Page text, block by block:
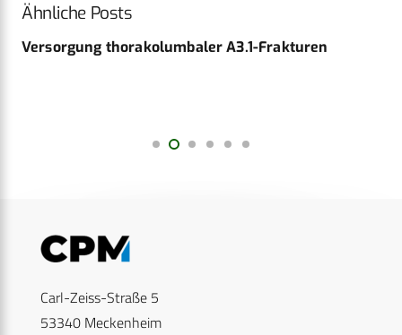
Ähnliche Posts
Versorgung thorakolumbaler A3.1-Frakturen
Carl-Zeiss-Straße 5
53340 Meckenheim